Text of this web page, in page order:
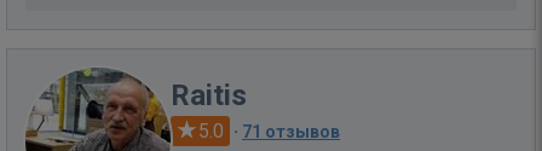
Raitis
5.0 · 71 отзывов